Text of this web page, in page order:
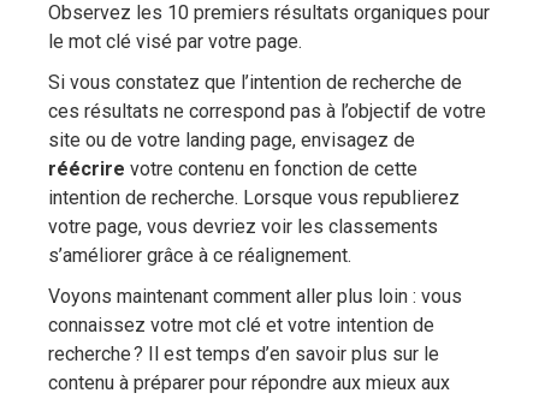
Observez les 10 premiers résultats organiques pour
le mot clé visé par votre page.
Si vous constatez que l’intention de recherche de
ces résultats ne correspond pas à l’objectif de votre
site ou de votre landing page, envisagez de
réécrire votre contenu en fonction de cette
intention de recherche. Lorsque vous republierez
votre page, vous devriez voir les classements
s’améliorer grâce à ce réalignement.
Voyons maintenant comment aller plus loin : vous
connaissez votre mot clé et votre intention de
recherche ? Il est temps d’en savoir plus sur le
contenu à préparer pour répondre aux mieux aux